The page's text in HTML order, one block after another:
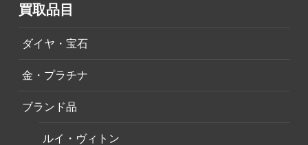
買取品目
ダイヤ・宝石
金・プラチナ
ブランド品
ルイ・ヴィトン